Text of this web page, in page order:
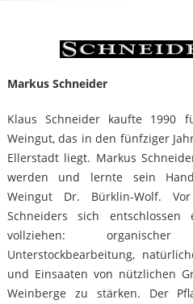
Markus Schneider
Klaus Schneider kaufte 1990
Weingut, das in den fünfziger
Ellerstadt liegt. Markus
werden und lernte sein
Weingut Dr. Bürklin-Wolf.
Schneiders sich entschlossen
vollziehen:
Unterstockbearbeitung,
und Einsaaten von nützlichen
Weinberge zu stärken. Der